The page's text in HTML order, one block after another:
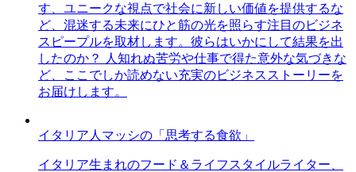
す、ユニークな視点で社会に新しい価値を提供するな
ど、混迷する未来にひと筋の光を照らす注目のビジネ
スピープルを取材します。彼らはいかにして結果を出
したのか？ 人知れぬ苦労や仕事で得た意外な気づきな
ど、ここでしか読めない充実のビジネスストーリーを
お届けします。
イタリア人マッシの「思考する食欲」
イタリア生まれのフード＆ライフスタイルライター、